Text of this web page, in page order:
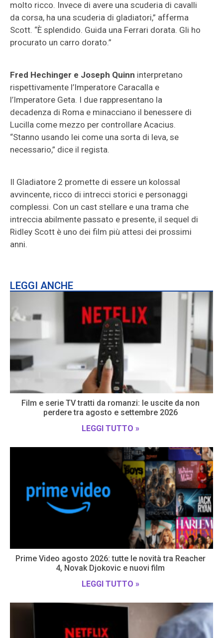
molto ricco. Invece di avere una scuderia di cavalli
da corsa, ha una scuderia di gladiatori,” afferma
Scott. “È splendido. Guida una Ferrari dorata. Gli ho
procurato un carro dorato.”
Fred Hechinger e Joseph Quinn interpretano
rispettivamente l’Imperatore Caracalla e
l’Imperatore Geta. I due rappresentano la
decadenza di Roma e minacciano il benessere di
Lucilla come mezzo per controllare Acacius.
“Stanno usando lei come una sorta di leva, se
necessario,” dice il regista.
Il Gladiatore 2 promette di essere un kolossal
avvincente, ricco di intrecci storici e personaggi
complessi. Con un cast stellare e una trama che
intreccia abilmente passato e presente, il sequel di
Ridley Scott è uno dei film più attesi dei prossimi
anni.
LEGGI ANCHE
Film e serie TV tratti da romanzi: le uscite da non
perdere tra agosto e settembre 2026
LEGGI TUTTO »
Prime Video agosto 2026: tutte le novità tra Reacher
4, Novak Djokovic e nuovi film
LEGGI TUTTO »